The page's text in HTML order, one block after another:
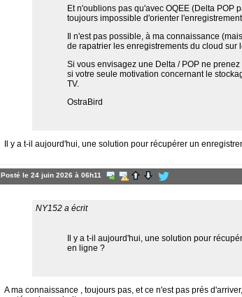
Et n'oublions pas qu'avec OQEE (Delta POP
toujours impossible d'orienter
Il n'est pas possible, à ma connaissance
de rapatrier les enregistrements du cloud sur
Si vous envisagez une Delta / POP ne
si votre seule motivation concernant le
TV.
OstraBird
Il y a t-il aujourd'hui, une solution pour récupérer un
Posté le 24 juin 2026 à 06h11
NY152 a écrit
Il y a t-il aujourd'hui, une solution pour
en ligne ?
A ma connaissance , toujours pas, et ce n'est pas prés